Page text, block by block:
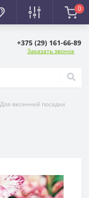
0
+375 (29) 161-66-89
Заказать звонок
Для весенней посадки